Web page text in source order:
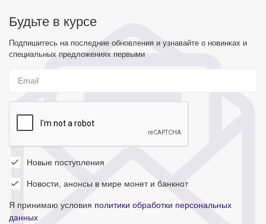
Будьте в курсе
Подпишитесь на последние обновления и узнавайте о новинках и
специальных предложениях первыми
Новые поступления
Новости, анонсы в мире монет и банкнот
Я принимаю условия политики обработки персональных
данных